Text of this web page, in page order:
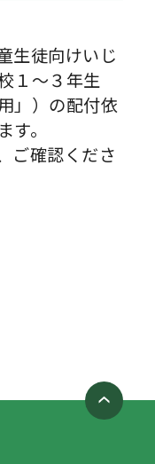
生徒向けいじ
１～３年生
」）の配付依
。
ご確認くださ